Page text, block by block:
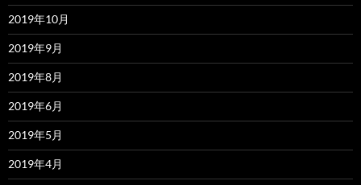
2019年10月
2019年9月
2019年8月
2019年6月
2019年5月
2019年4月